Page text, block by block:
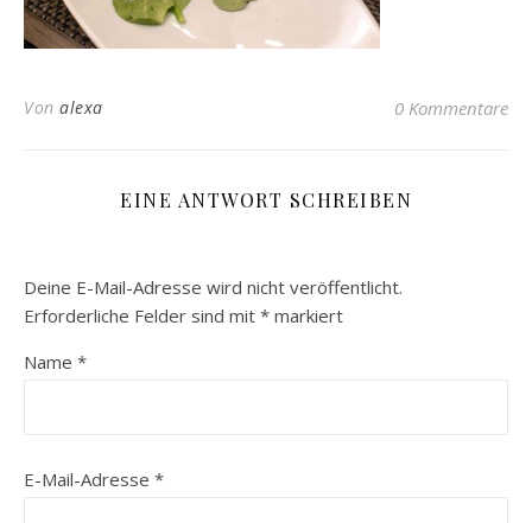
Von alexa 0 Kommentare
EINE ANTWORT SCHREIBEN
Deine E-Mail-Adresse wird nicht veröffentlicht.
Erforderliche Felder sind mit * markiert
Name *
E-Mail-Adresse *